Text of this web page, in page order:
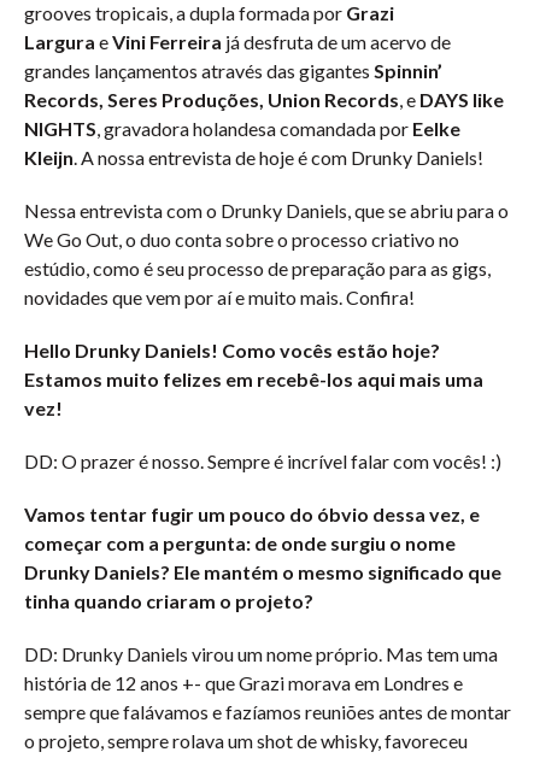
grooves tropicais, a dupla formada por Grazi
Largura eVini Ferreira já desfruta de um acervo de
grandes lançamentos através das gigantes Spinnin’
Records, Seres Produções, Union Records, e DAYS like
NIGHTS, gravadora holandesa comandada por Eelke
Kleijn. A nossa entrevista de hoje é com Drunky Daniels!
Nessa entrevista com o Drunky Daniels, que se abriu para o
We Go Out, o duo conta sobre o processo criativo no
estúdio, como é seu processo de preparação para as gigs,
novidades que vem por aí e muito mais. Confira!
Hello Drunky Daniels! Como vocês estão hoje?
Estamos muito felizes em recebê-los aqui mais uma
vez!
DD: O prazer é nosso. Sempre é incrível falar com vocês! :)
Vamos tentar fugir um pouco do óbvio dessa vez, e
começar com a pergunta: de onde surgiu o nome
Drunky Daniels? Ele mantém o mesmo significado que
tinha quando criaram o projeto?
DD: Drunky Daniels virou um nome próprio. Mas tem uma
história de 12 anos +- que Grazi morava em Londres e
sempre que falávamos e fazíamos reuniões antes de montar
o projeto, sempre rolava um shot de whisky, favoreceu